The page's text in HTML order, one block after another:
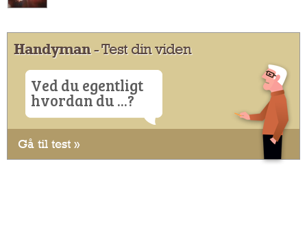
Handyman- Test din viden
Ved du egentligt
hvordan du ...?
Gå til test »